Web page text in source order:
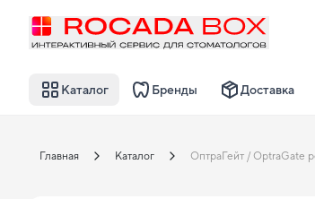
Каталог Бренды Доставка
Главная Каталог